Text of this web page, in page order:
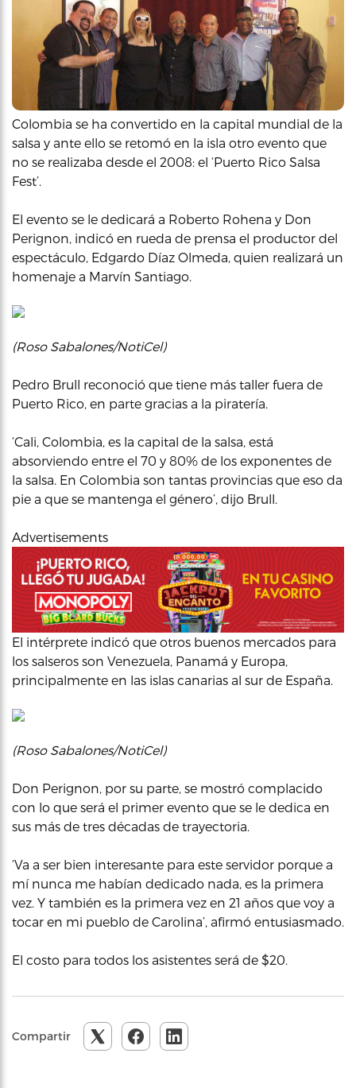
Colombia se ha convertido en la capital mundial de la
salsa y ante ello se retomó en la isla otro evento que
no se realizaba desde el 2008: el ‘Puerto Rico Salsa
Fest’.
El evento se le dedicará a Roberto Rohena y Don
Perignon, indicó en rueda de prensa el productor del
espectáculo, Edgardo Díaz Olmeda, quien realizará un
homenaje a Marvín Santiago.
(Roso Sabalones/NotiCel)
Pedro Brull reconoció que tiene más taller fuera de
Puerto Rico, en parte gracias a la piratería.
‘Cali, Colombia, es la capital de la salsa, está
absorviendo entre el 70 y 80% de los exponentes de
la salsa. En Colombia son tantas provincias que eso da
pie a que se mantenga el género’, dijo Brull.
Advertisements
El intérprete indicó que otros buenos mercados para
los salseros son Venezuela, Panamá y Europa,
principalmente en las islas canarias al sur de España.
(Roso Sabalones/NotiCel)
Don Perignon, por su parte, se mostró complacido
con lo que será el primer evento que se le dedica en
sus más de tres décadas de trayectoria.
‘Va a ser bien interesante para este servidor porque a
mí nunca me habían dedicado nada, es la primera
vez. Y también es la primera vez en 21 años que voy a
tocar en mi pueblo de Carolina’, afirmó entusiasmado.
El costo para todos los asistentes será de $20.
Compartir